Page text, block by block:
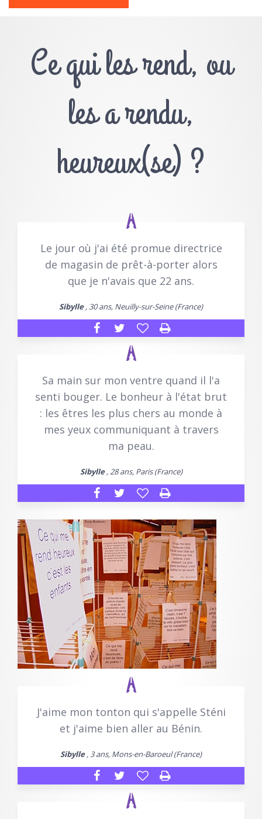
Ce qui les rend, ou
les a rendu,
heureux(se) ?
Le jour où j'ai été promue directrice
de magasin de prêt-à-porter alors
que je n'avais que 22 ans.
Sibylle, 30 ans, Neuilly-sur-Seine (France)
Sa main sur mon ventre quand il l'a
senti bouger. Le bonheur à l'état brut
: les êtres les plus chers au monde à
mes yeux communiquant à travers
ma peau.
Sibylle, 28 ans, Paris (France)
J'aime mon tonton qui s'appelle Sténi
et j'aime bien aller au Bénin.
Sibylle, 3 ans, Mons-en-Baroeul (France)